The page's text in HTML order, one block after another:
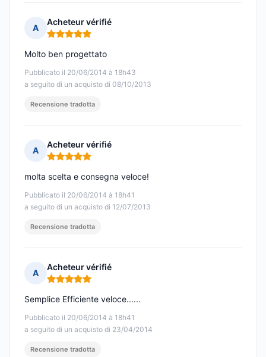
A
Acheteur vérifié
Nota: 5 su 5
Pubblicato il 20/06/2014 à 18h43
a seguito di un acquisto di 08/10/2013
Molto ben progettato
Recensione tradotta
A
Acheteur vérifié
Nota: 5 su 5
Pubblicato il 20/06/2014 à 18h41
a seguito di un acquisto di 12/07/2013
molta scelta e consegna veloce!
Recensione tradotta
A
Acheteur vérifié
Nota: 5 su 5
Pubblicato il 20/06/2014 à 18h41
a seguito di un acquisto di 23/04/2014
Semplice Efficiente veloce......
Recensione tradotta